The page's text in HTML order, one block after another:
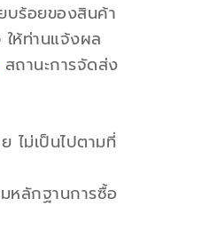
บร้อยของสินค้า
ห้ท่านแจ้งผล
สถานะการจัดส่ง
ไม่เป็นไปตามที่
หลักฐานการซื้อ